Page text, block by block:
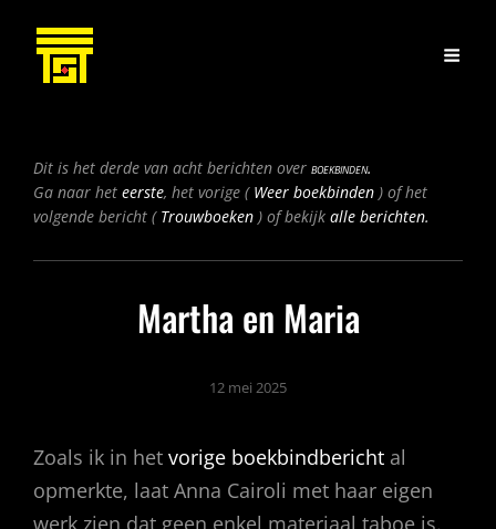
Bericht
navigatie
Dit is het derde van acht berichten over boekbinden.
Ga naar het eerste, het vorige ( Vorig
bericht
Weer boekbinden ) of het
volgende bericht ( Volgend
Trouwboeken ) of bekijk alle berichten.
Martha en Maria
12 mei 2025
Zoals ik in het vorige boekbindbericht al
opmerkte, laat Anna Cairoli met haar eigen
werk zien dat geen enkel materiaal taboe is.